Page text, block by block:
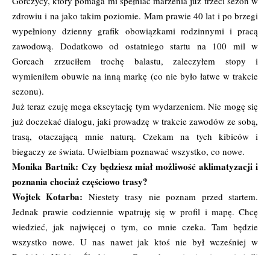
zdrowiu i na jako takim poziomie. Mam prawie 40 lat i po brzegi
wypełniony dzienny grafik obowiązkami rodzinnymi i pracą
zawodową. Dodatkowo od ostatniego startu na 100 mil w
Gorcach zrzuciłem trochę balastu, zaleczyłem stopy i
wymieniłem obuwie na inną markę (co nie było łatwe w trakcie
sezonu).
Już teraz czuję mega ekscytację tym wydarzeniem. Nie mogę się
już doczekać dialogu, jaki prowadzę w trakcie zawodów ze sobą,
trasą, otaczającą mnie naturą. Czekam na tych kibiców i
biegaczy ze świata. Uwielbiam poznawać wszystko, co nowe.
Monika Bartnik: Czy będziesz miał możliwość aklimatyzacji i
poznania chociaż częściowo trasy?
Wojtek Kotarba: Niestety trasy nie poznam przed startem.
Jednak prawie codziennie wpatruję się w profil i mapę. Chcę
wiedzieć, jak najwięcej o tym, co mnie czeka. Tam będzie
wszystko nowe. U nas nawet jak ktoś nie był wcześniej w